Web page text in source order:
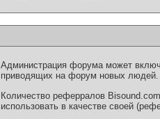
Администрация форума может
приводящих на форум новых людей.
Количество реферралов
использовать в качестве своей